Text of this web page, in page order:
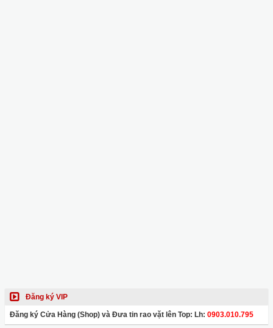
Đăng ký VIP
Đăng ký Cửa Hàng (Shop) và Đưa tin rao vặt lên Top: Lh: 0903.010.795